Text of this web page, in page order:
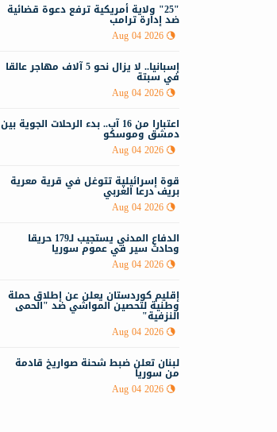
"25" ولاية أمريكية ترفع دعوة قضائية
ضد إدارة ترامب
Aug 04 2026
إسبانيا.. لا يزال نحو 5 آلاف مهاجر عالقا
في سبتة
Aug 04 2026
اعتبارا من 16 آب.. بدء الرحلات الجوية بين
دمشق وموسكو
Aug 04 2026
قوة إسرائيلية تتوغل في قرية معرية
بريف درعا الغربي
Aug 04 2026
الدفاع المدني يستجيب لـ179 حريقا
وحادث سير في عموم سوريا
Aug 04 2026
إقليم كوردستان يعلن عن إطلاق حملة
وطنية لتحصين المواشي ضد "الحمى
النزفية"
Aug 04 2026
لبنان تعلن ضبط شحنة صواريخ قادمة
من سوريا
Aug 04 2026